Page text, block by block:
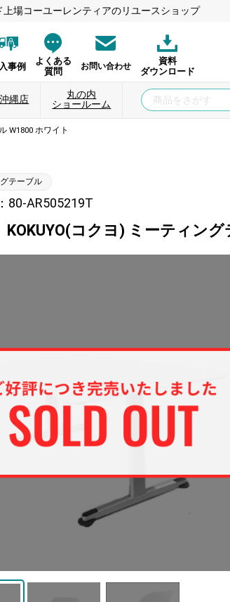
場コーユーレンティアのリユースショップ
事例
よくある
質問
お問い合わせ
資料
ダウンロード
沖縄店
丸の内
ショールーム
W1800 ホワイト
テーブル
80-AR505219T
KOKUYO(コクヨ) ミーティン